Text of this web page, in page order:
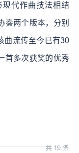
代作曲技法相结
奏两个版本，分别
曲流传至今已有30
首多次获奖的优秀
共 19 条